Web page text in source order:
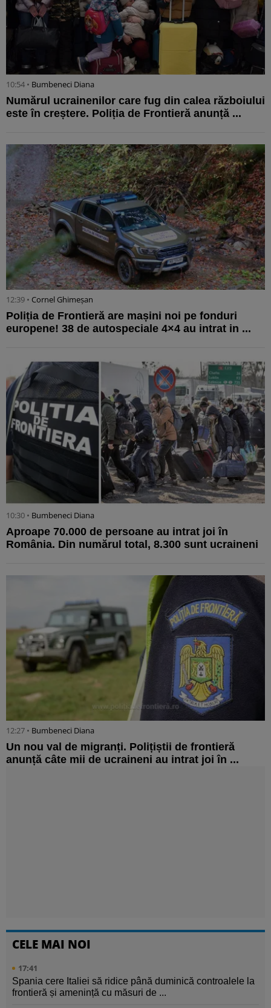
10:54 • Bumbeneci Diana
Numărul ucrainenilor care fug din calea războiului
este în creștere. Poliția de Frontieră anunță ...
12:39 • Cornel Ghimeșan
Poliția de Frontieră are mașini noi pe fonduri
europene! 38 de autospeciale 4×4 au intrat in ...
10:30 • Bumbeneci Diana
Aproape 70.000 de persoane au intrat joi în
România. Din numărul total, 8.300 sunt ucraineni
12:27 • Bumbeneci Diana
Un nou val de migranți. Polițiștii de frontieră
anunță câte mii de ucraineni au intrat joi în ...
CELE MAI NOI
17:41
Spania cere Italiei să ridice până duminică controalele la
frontieră și amenință cu măsuri de ...